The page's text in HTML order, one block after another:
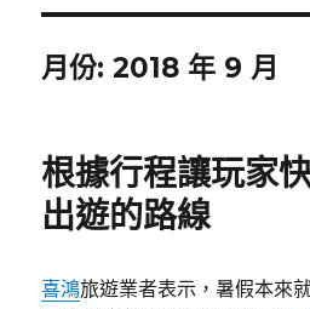
月份:2018 年 9 月
根據行程讓玩家
出遊的路線
喜鴻旅遊業者表示，暑假本來